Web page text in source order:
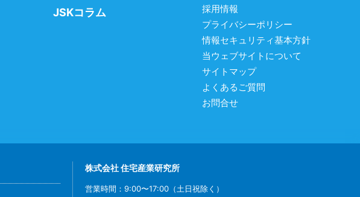
JSKコラム
採用情報
プライバシーポリシー
情報セキュリティ基本方針
当ウェブサイトについて
サイトマップ
よくあるご質問
お問合せ
株式会社 住宅産業研究所
営業時間：9:00〜17:00（土日祝除く）